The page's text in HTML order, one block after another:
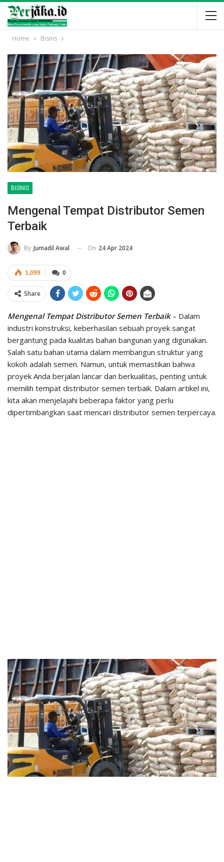
Home Bisnis
BISNIS
Mengenal Tempat Distributor Semen
Terbaik
By Jumadil Awal On 24 Apr 2024
0
1,099
Share
Mengenal Tempat Distributor Semen Terbaik– Dalam
industri konstruksi, keberhasilan sebuah proyek sangat
bergantung pada kualitas bahan bangunan yang digunakan.
Salah satu bahan utama dalam membangun struktur yang
kokoh adalah semen. Namun, untuk memastikan bahwa
proyek Anda berjalan lancar dan berkualitas, penting untuk
memilih tempat distributor semen terbaik. Dalam artikel ini,
kita akan menjelajahi beberapa faktor yang perlu
dipertimbangkan saat mencari distributor semen terpercaya.